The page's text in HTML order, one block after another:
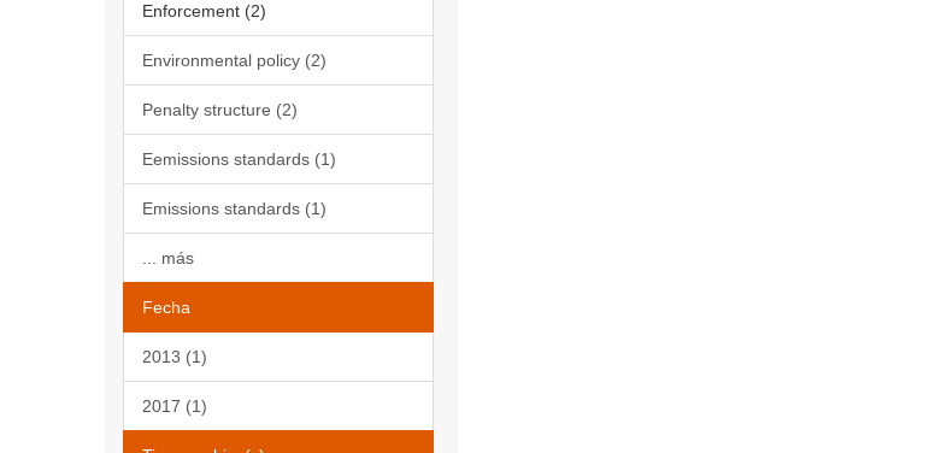
Enforcement (2)
Environmental policy (2)
Penalty structure (2)
Eemissions standards (1)
Emissions standards (1)
... más
Fecha
2013 (1)
2017 (1)